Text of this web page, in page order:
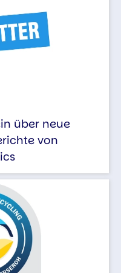
über neue
von